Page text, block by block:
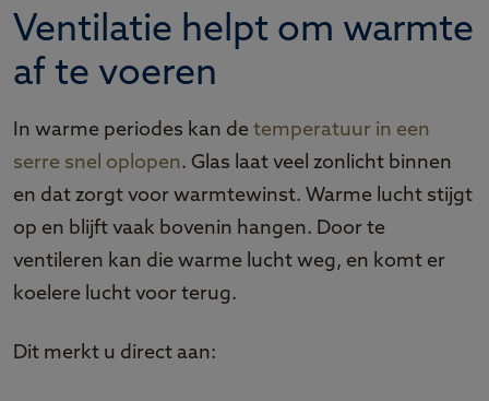
Ventilatie helpt om warmte
af te voeren
In warme periodes kan de temperatuur in een
serre snel oplopen. Glas laat veel zonlicht binnen
en dat zorgt voor warmtewinst. Warme lucht stijgt
op en blijft vaak bovenin hangen. Door te
ventileren kan die warme lucht weg, en komt er
koelere lucht voor terug.
Dit merkt u direct aan: